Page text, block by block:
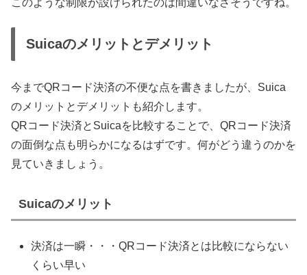
Suicaのメリットとデメリット
今までQRコード決済の不便な点を書きましたが、Suica
のメリットとデメリットも紹介します。
QRコード決済とSuicaを比較することで、QRコード決済
の面倒な点も明らかになるはずです。何がどう違うのかを
見ていきましょう。
Suicaのメリット
決済は一瞬・・・QRコード決済とは比較にならない
くらい早い